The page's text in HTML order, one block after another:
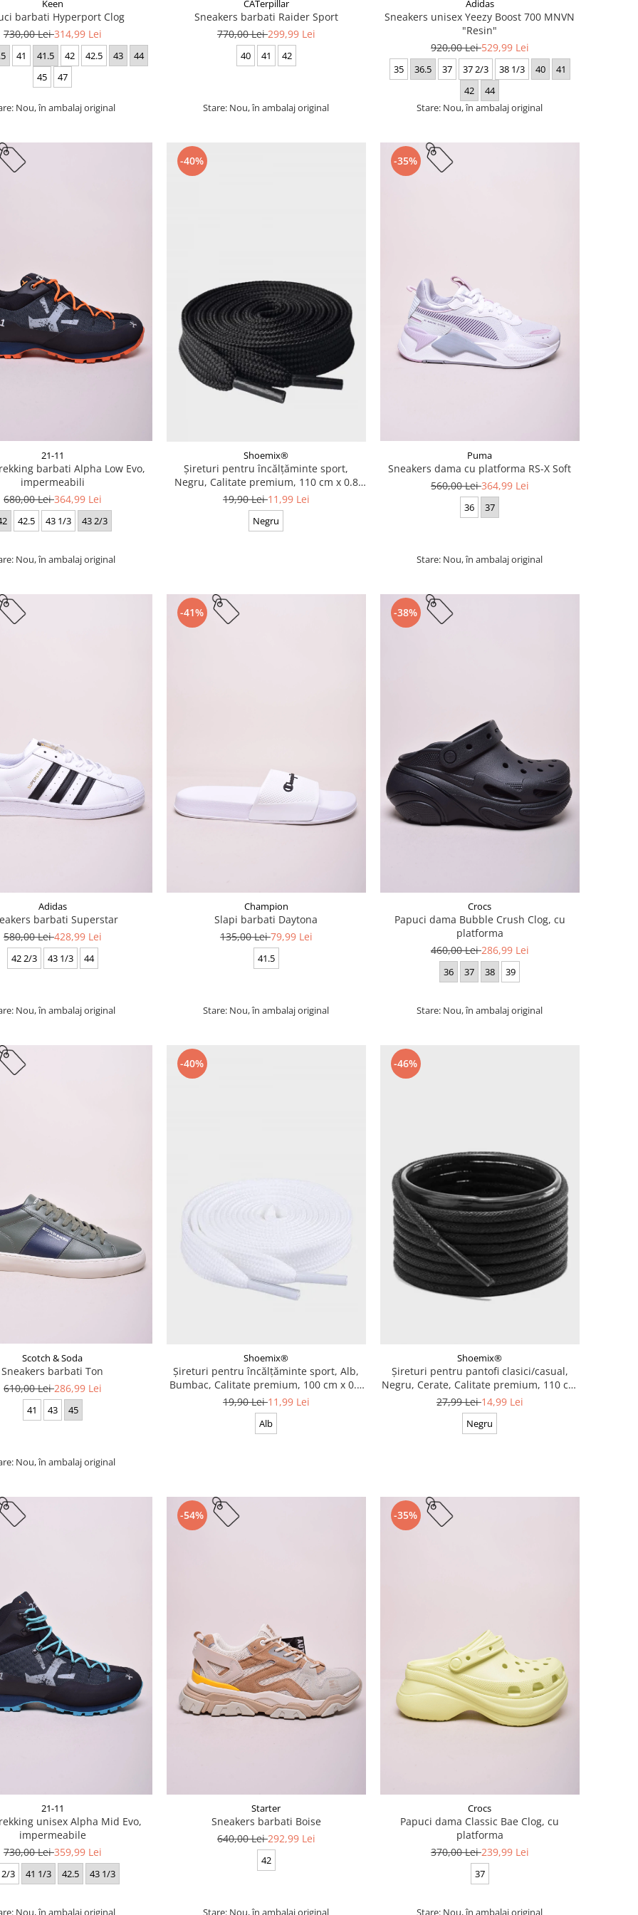
Keen
barbati Hyperport Clog
730,00 Lei314,99 Lei
41 41.5 42 42.5 43
44
45
47
Nou, în ambalaj original
CATerpillar
Sneakers barbati Raider Sport
770,00 Lei299,99 Lei
40 41 42
Stare: Nou, în ambalaj original
Adidas
Sneakers unisex Yeezy Boost 700 MNVN
"Resin"
920,00 Lei529,99 Lei
35 36.5 37 37 2/3 38 1/3 40
41
42
44
Stare: Nou, în ambalaj original
21-11
barbati Alpha Low Evo,
impermeabili
680,00 Lei364,99 Lei
42.5 43 1/3 43 2/3
Nou, în ambalaj original
-40%
Shoemix®
Șireturi pentru încălțăminte sport,
Negru, Calitate premium, 110 cm x 0.8
cm
19,90 Lei11,99 Lei
Negru
-35%
Puma
Sneakers dama cu platforma RS-X Soft
560,00 Lei364,99 Lei
36 37
Stare: Nou, în ambalaj original
Adidas
barbati Superstar
580,00 Lei428,99 Lei
42 2/3 43 1/3 44
Nou, în ambalaj original
-41%
Champion
Slapi barbati Daytona
135,00 Lei79,99 Lei
41.5
Stare: Nou, în ambalaj original
-38%
Crocs
Papuci dama Bubble Crush Clog, cu
platforma
460,00 Lei286,99 Lei
36 37 38 39
Stare: Nou, în ambalaj original
Scotch & Soda
Sneakers barbati Ton
610,00 Lei286,99 Lei
41 43 45
Nou, în ambalaj original
-40%
Shoemix®
Șireturi pentru încălțăminte sport, Alb,
Bumbac, Calitate premium, 100 cm x 0.8
cm
19,90 Lei11,99 Lei
Alb
-46%
Shoemix®
Șireturi pentru pantofi clasici/casual,
Negru, Cerate, Calitate premium, 110 cm
x 0.3 cm
27,99 Lei14,99 Lei
Negru
21-11
unisex Alpha Mid Evo,
impermeabile
730,00 Lei359,99 Lei
2/3 41 1/3 42.5 43 1/3
-54%
Starter
Sneakers barbati Boise
640,00 Lei292,99 Lei
42
-35%
Crocs
Papuci dama Classic Bae Clog, cu
platforma
370,00 Lei239,99 Lei
37